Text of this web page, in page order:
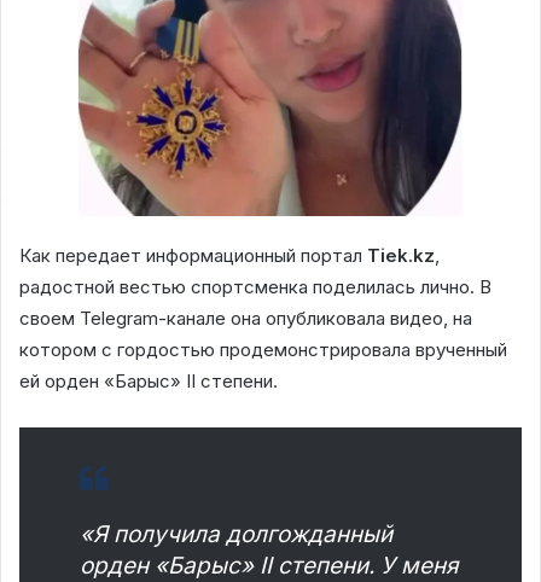
Как передает информационный портал Tiek.kz,
радостной вестью спортсменка поделилась лично. В
своем Telegram-канале она опубликовала видео, на
котором с гордостью продемонстрировала врученный
ей орден «Барыс» II степени.
«Я получила долгожданный
орден «Барыс» II степени. У меня